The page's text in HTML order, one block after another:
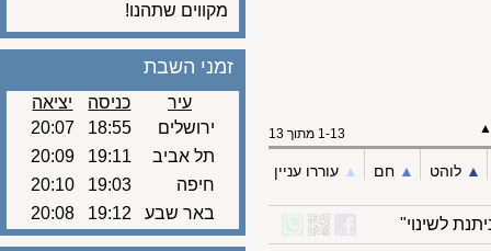
מקווים שתהנו!
1-13 מתוך 13
לוהט ▲︎ חם ▲︎ עוררו עניין
לשינוי"
זמני השבת
עיר כניסה
יציאה
ירושלים
18:55
20:07
תל אביב
19:11
20:09
חיפה
19:03
20:10
באר שבע
19:12
20:08